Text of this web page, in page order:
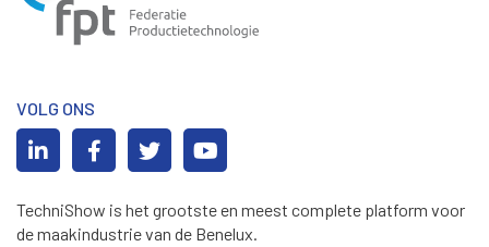
VOLG ONS
TechniShow is het grootste en meest complete platform voor
de maakindustrie van de Benelux.